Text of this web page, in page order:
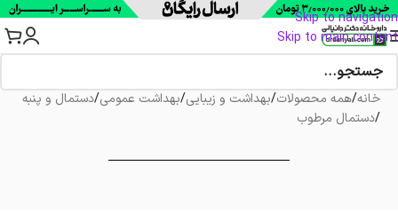
Skip to navigation
Skip to main content
خانه/همه محصولات/بهداشت و زیبایی/بهداشت عمومی/دستمال و پنبه
/دستمال مرطوب